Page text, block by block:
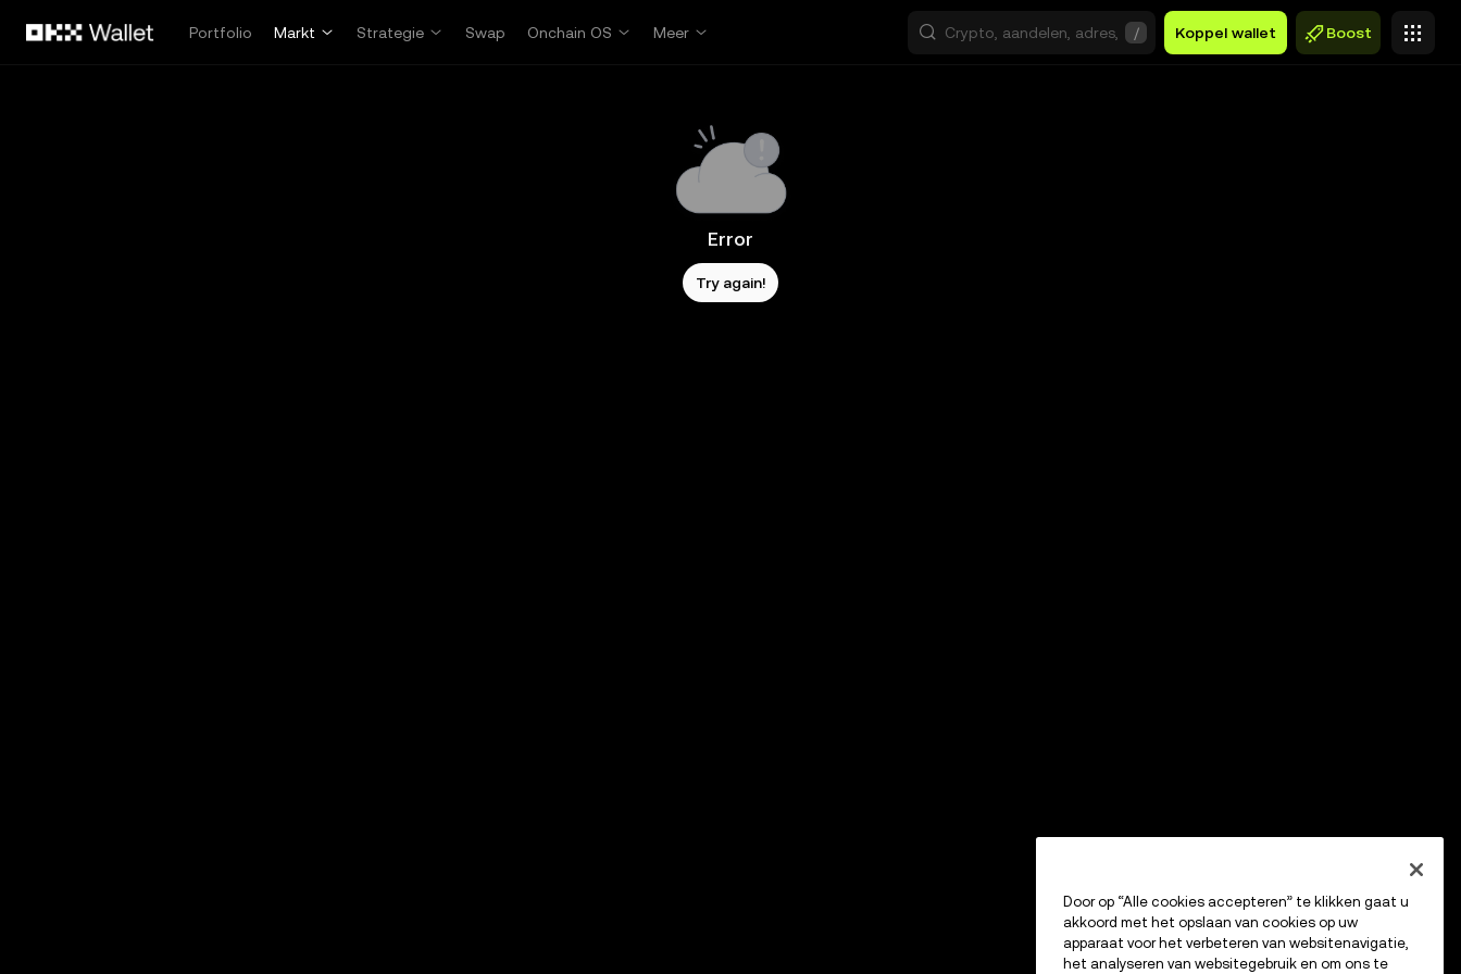
Portfolio
Markt Strategie Swap Onchain OS Meer / Koppel wallet Boost
Error
Try again!
Door op “Alle cookies accepteren” te klikken gaat u
akkoord met het opslaan van cookies op uw
apparaat voor het verbeteren van websitenavigatie,
het analyseren van websitegebruik en om ons te